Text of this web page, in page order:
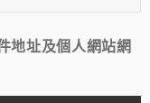
地址及個人網站網